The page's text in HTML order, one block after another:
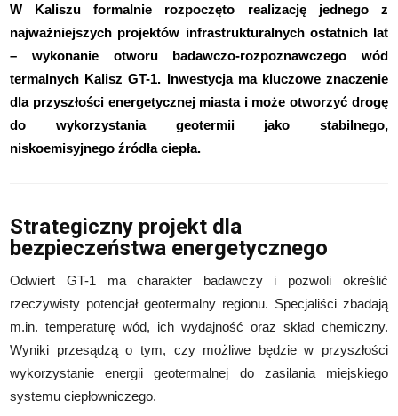
W Kaliszu formalnie rozpoczęto realizację jednego z
najważniejszych projektów infrastrukturalnych ostatnich lat
– wykonanie otworu badawczo-rozpoznawczego wód
termalnych Kalisz GT-1. Inwestycja ma kluczowe znaczenie
dla przyszłości energetycznej miasta i może otworzyć drogę
do wykorzystania geotermii jako stabilnego,
niskoemisyjnego źródła ciepła.
Strategiczny projekt dla
bezpieczeństwa energetycznego
Odwiert GT-1 ma charakter badawczy i pozwoli określić
rzeczywisty potencjał geotermalny regionu. Specjaliści zbadają
m.in. temperaturę wód, ich wydajność oraz skład chemiczny.
Wyniki przesądzą o tym, czy możliwe będzie w przyszłości
wykorzystanie energii geotermalnej do zasilania miejskiego
systemu ciepłowniczego.